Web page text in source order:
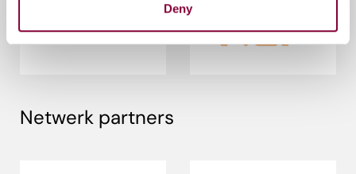
Deny
Netwerk partners